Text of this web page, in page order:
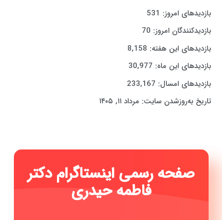
بازدیدهای امروز: 531
بازدیدکنندگان امروز: 70
بازدیدهای این هفته: 8,158
بازدیدهای این ماه: 30,977
بازدیدهای امسال: 233,167
تاریخ به‌روزشدن سایت: مرداد ۱۱, ۱۴۰۵
صفحه رسمی اینستاگرام دکتر
فاطمه حیدری ...